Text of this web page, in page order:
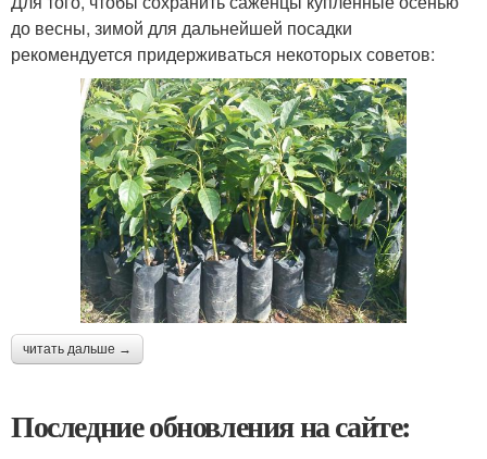
до весны, зимой для дальнейшей посадки
рекомендуется придерживаться некоторых советов:
читать дальше →
Последние обновления на сайте: